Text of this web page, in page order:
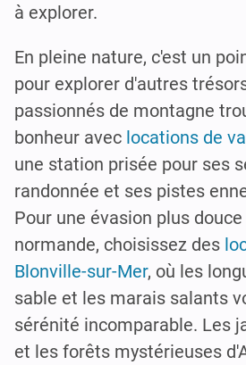
à explorer.
En pleine nature, c'est un
pour explorer d'autres
passionnés de montagne
bonheur avec locations de
une station prisée pour ses
randonnée et ses pistes
Pour une évasion plus
normande, choisissez des
Blonville-sur-Mer, où les
sable et les marais salants
sérénité incomparable. Les
et les forêts mystérieuses